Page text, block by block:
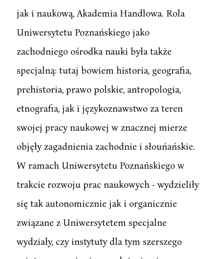
jak i naukową, Akademia Handlowa. Rola
Uniwersytetu Poznańskiego jako
zachodniego ośrodka nauki była także
specjalną: tutaj bowiem historia, geografia,
prehistoria, prawo polskie, antropologia,
etnografia, jak i językoznawstwo za teren
swojej pracy naukowej w znacznej mierze
objęły zagadnienia zachodnie i słouńańskie.
W ramach Uniwersytetu Poznańskiego w
trakcie rozwoju prac naukowych - wydzieliły
się tak autonomicznie jak i organicznie
związane z Uniwersytetem specjalne
wydziały, czy instytuty dla tym szerszego